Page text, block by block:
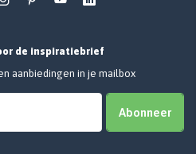
de inspiratiebrief
aanbiedingen in je mailbox
Abonneer